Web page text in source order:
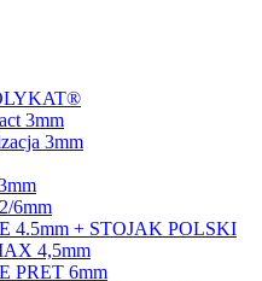
3mm
3mm
6mm
4.5mm + STOJAK POLSKI
4,5mm
PRET 6mm